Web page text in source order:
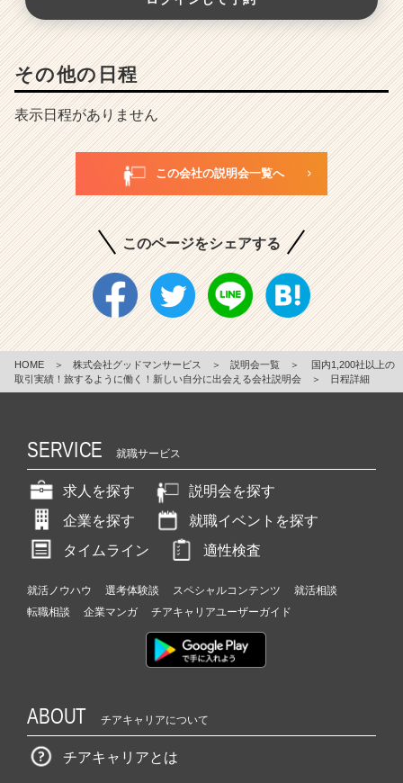
その他の日程
表示日程がありません
この会社の説明会一覧へ
このページをシェアする
HOME ＞ 株式会社グッドマンサービス ＞ 説明会一覧 ＞
国内1,200社以上の
取引実績！旅するように働く！新しい自分に出会える会社説明会
＞ 日程詳細
SERVICE 就職サービス
求人を探す
説明会を探す
企業を探す
就職イベントを探す
タイムライン
適性検査
就活ノウハウ 選考体験談 スペシャルコンテンツ
就活相談
転職相談
企業マンガ チアキャリアユーザーガイド
ABOUT チアキャリアについて
チアキャリアとは